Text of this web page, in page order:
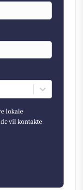
lokale
vil kontakte